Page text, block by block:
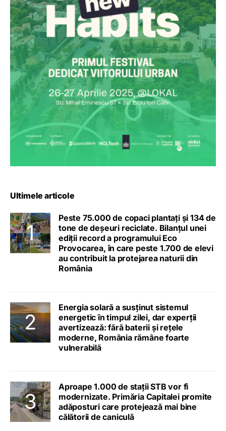
Ultimele articole
Peste 75.000 de copaci plantați și 134 de
tone de deșeuri reciclate. Bilanțul unei
ediții record a programului Eco
Provocarea, în care peste 1.700 de elevi
au contribuit la protejarea naturii din
România
Energia solară a susținut sistemul
energetic în timpul zilei, dar experții
avertizează: fără baterii și rețele
moderne, România rămâne foarte
vulnerabilă
Aproape 1.000 de stații STB vor fi
modernizate. Primăria Capitalei promite
adăposturi care protejează mai bine
călătorii de caniculă